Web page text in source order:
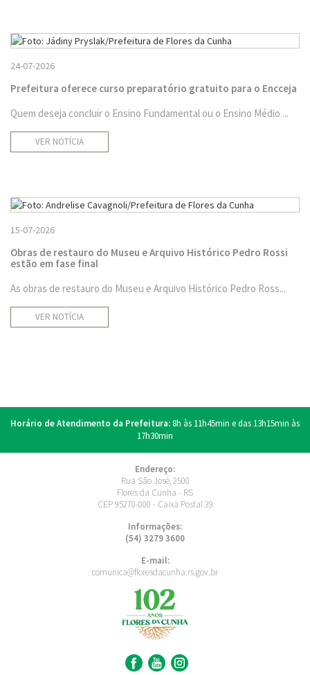
24-07-2026
Prefeitura oferece curso preparatório gratuito para o Encceja
Quem deseja concluir o Ensino Fundamental ou o Ensino Médio ...
VER NOTÍCIA
15-07-2026
Obras de restauro do Museu e Arquivo Histórico Pedro Rossi
estão em fase final
As obras de restauro do Museu e Arquivo Histórico Pedro Ross...
VER NOTÍCIA
Horário de Atendimento da Prefeitura:8h às 11h45min e das 13h15min às
17h30min
Endereço:
Rua São José, 2500
Flores da Cunha - RS
CEP 95270-000 - Caixa Postal 39
Informações:
(54) 3279 3600
E-mail:
comunica@floresdacunha.rs.gov.br